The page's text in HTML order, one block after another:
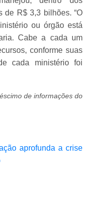
de R$ 3,3 bilhões. “O
ou órgão está
Cabe a cada um
conforme suas
cada ministério foi
de informações do
aprofunda a crise